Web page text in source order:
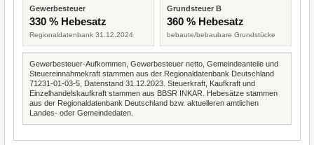
Gewerbesteuer
330 % Hebesatz
Regionaldatenbank 31.12.2024
Grundsteuer B
360 % Hebesatz
bebaute/bebaubare Grundstücke
Gewerbesteuer-Aufkommen, Gewerbesteuer netto, Gemeindeanteile und
Steuereinnahmekraft stammen aus der Regionaldatenbank Deutschland
71231-01-03-5, Datenstand 31.12.2023. Steuerkraft, Kaufkraft und
Einzelhandelskaufkraft stammen aus BBSR INKAR. Hebesätze stammen
aus der Regionaldatenbank Deutschland bzw. aktuelleren amtlichen
Landes- oder Gemeindedaten.